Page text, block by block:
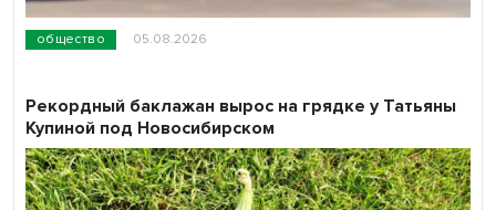
общество 05.08.2026
Рекордный баклажан вырос на грядке у Татьяны
Купиной под Новосибирском